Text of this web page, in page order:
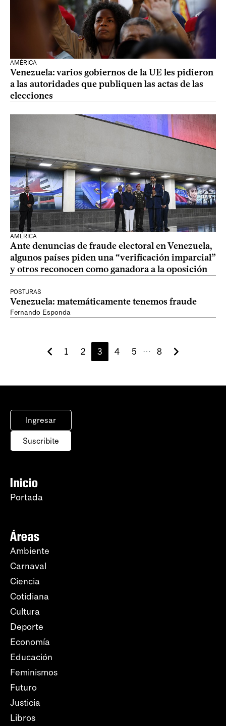
AMÉRICA
Venezuela: varios gobiernos de la UE les pidieron
a las autoridades que publiquen las actas de las
elecciones
AMÉRICA
Ante denuncias de fraude electoral en Venezuela,
algunos países piden una “verificación imparcial”
y otros reconocen como ganadora a la oposición
POSTURAS
Venezuela: matemáticamente tenemos fraude
Fernando Esponda
1 2 3 4 5 ⋯ 8
Ingresar
Suscribite
Inicio
Portada
Áreas
Ambiente
Carnaval
Ciencia
Cotidiana
Cultura
Deporte
Economía
Educación
Feminismos
Futuro
Justicia
Libros